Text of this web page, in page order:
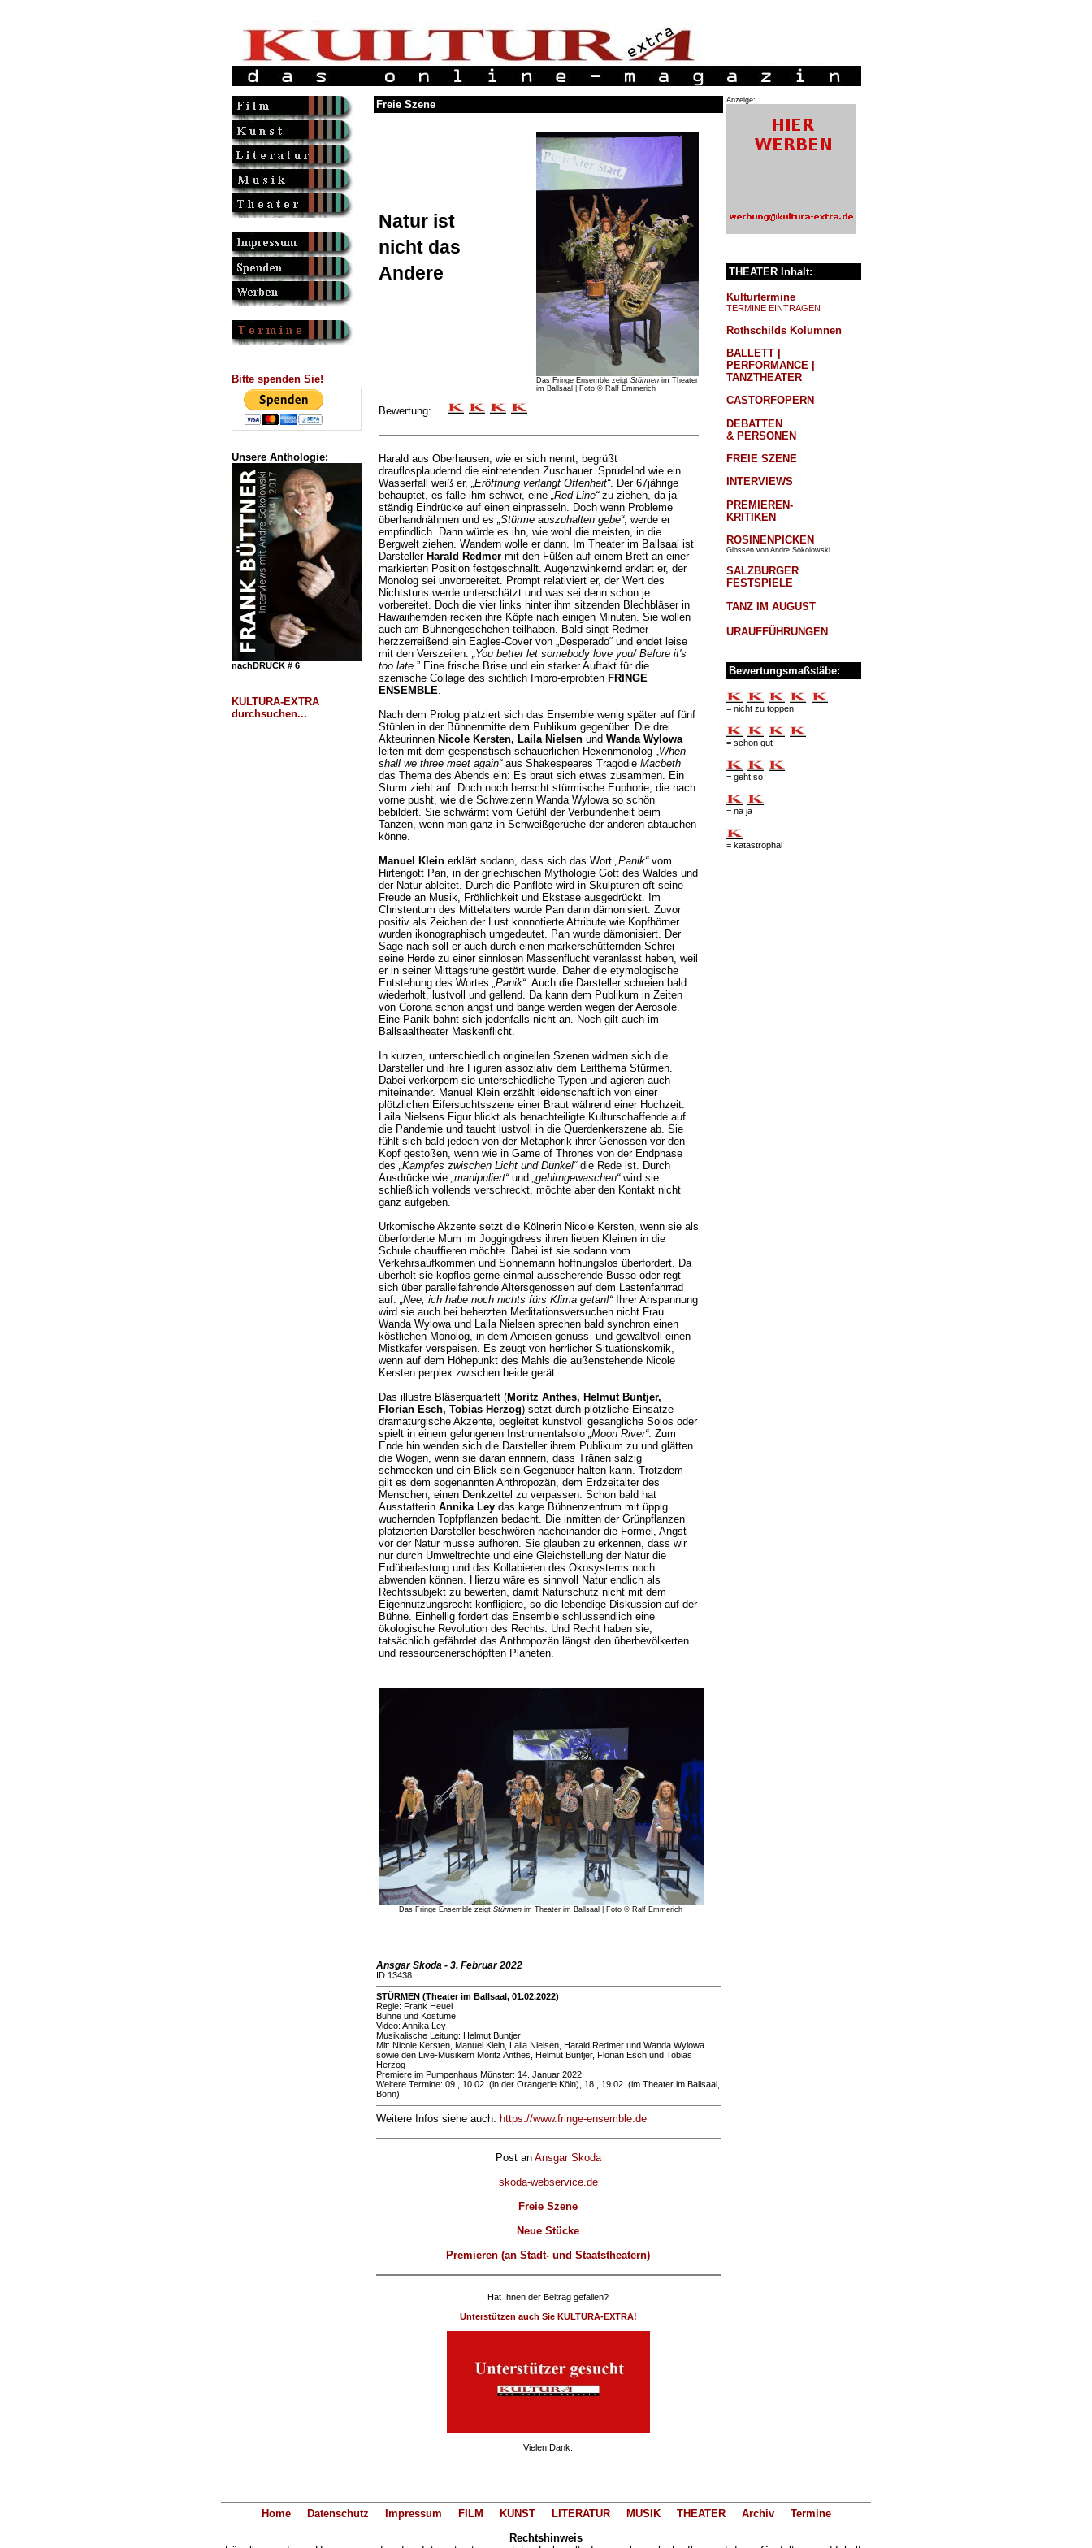
Bitte spenden Sie!
Unsere Anthologie:
nachDRUCK # 6
KULTURA-EXTRA
durchsuchen...
Freie Szene
Natur ist
nicht das
Andere
Das Fringe Ensemble zeigt Stürmenim Theater
im Ballsaal | Foto © Ralf Emmerich
Bewertung:
Harald aus Oberhausen, wie er sich nennt, begrüßt
drauflosplaudernd die eintretenden Zuschauer. Sprudelnd wie ein
Wasserfall weiß er, „Eröffnung verlangt Offenheit“. Der 67jährige
behauptet, es falle ihm schwer, eine „Red Line“zu ziehen, da ja
ständig Eindrücke auf einen einprasseln. Doch wenn Probleme
überhandnähmen und es „Stürme auszuhalten gebe“, werde er
empfindlich. Dann würde es ihn, wie wohl die meisten, in die
Bergwelt ziehen. Wandern wolle er dann. Im Theater im Ballsaal ist
Darsteller Harald Redmermit den Füßen auf einem Brett an einer
markierten Position festgeschnallt. Augenzwinkernd erklärt er, der
Monolog sei unvorbereitet. Prompt relativiert er, der Wert des
Nichtstuns werde unterschätzt und was sei denn schon je
vorbereitet. Doch die vier links hinter ihm sitzenden Blechbläser in
Hawaiihemden recken ihre Köpfe nach einigen Minuten. Sie wollen
auch am Bühnengeschehen teilhaben. Bald singt Redmer
herzzerreißend ein Eagles-Cover von „Desperado“ und endet leise
mit den Verszeilen: „You better let somebody love you/ Before it's
too late.” Eine frische Brise und ein starker Auftakt für die
szenische Collage des sichtlich Impro-erprobten FRINGE
ENSEMBLE.
Nach dem Prolog platziert sich das Ensemble wenig später auf fünf
Stühlen in der Bühnenmitte dem Publikum gegenüber. Die drei
Akteurinnen Nicole Kersten, Laila Nielsenund Wanda Wylowa
leiten mit dem gespenstisch-schauerlichen Hexenmonolog „When
shall we three meet again“aus Shakespeares Tragödie Macbeth
das Thema des Abends ein: Es braut sich etwas zusammen. Ein
Sturm zieht auf. Doch noch herrscht stürmische Euphorie, die nach
vorne pusht, wie die Schweizerin Wanda Wylowa so schön
bebildert. Sie schwärmt vom Gefühl der Verbundenheit beim
Tanzen, wenn man ganz in Schweißgerüche der anderen abtauchen
könne.
Manuel Kleinerklärt sodann, dass sich das Wort „Panik“vom
Hirtengott Pan, in der griechischen Mythologie Gott des Waldes und
der Natur ableitet. Durch die Panflöte wird in Skulpturen oft seine
Freude an Musik, Fröhlichkeit und Ekstase ausgedrückt. Im
Christentum des Mittelalters wurde Pan dann dämonisiert. Zuvor
positiv als Zeichen der Lust konnotierte Attribute wie Kopfhörner
wurden ikonographisch umgedeutet. Pan wurde dämonisiert. Der
Sage nach soll er auch durch einen markerschütternden Schrei
seine Herde zu einer sinnlosen Massenflucht veranlasst haben, weil
er in seiner Mittagsruhe gestört wurde. Daher die etymologische
Entstehung des Wortes „Panik“. Auch die Darsteller schreien bald
wiederholt, lustvoll und gellend. Da kann dem Publikum in Zeiten
von Corona schon angst und bange werden wegen der Aerosole.
Eine Panik bahnt sich jedenfalls nicht an. Noch gilt auch im
Ballsaaltheater Maskenflicht.
In kurzen, unterschiedlich originellen Szenen widmen sich die
Darsteller und ihre Figuren assoziativ dem Leitthema Stürmen.
Dabei verkörpern sie unterschiedliche Typen und agieren auch
miteinander. Manuel Klein erzählt leidenschaftlich von einer
plötzlichen Eifersuchtsszene einer Braut während einer Hochzeit.
Laila Nielsens Figur blickt als benachteiligte Kulturschaffende auf
die Pandemie und taucht lustvoll in die Querdenkerszene ab. Sie
fühlt sich bald jedoch von der Metaphorik ihrer Genossen vor den
Kopf gestoßen, wenn wie in Game of Thrones von der Endphase
des „Kampfes zwischen Licht und Dunkel“die Rede ist. Durch
Ausdrücke wie „manipuliert“und „gehirngewaschen“wird sie
schließlich vollends verschreckt, möchte aber den Kontakt nicht
ganz aufgeben.
Urkomische Akzente setzt die Kölnerin Nicole Kersten, wenn sie als
überforderte Mum im Joggingdress ihren lieben Kleinen in die
Schule chauffieren möchte. Dabei ist sie sodann vom
Verkehrsaufkommen und Sohnemann hoffnungslos überfordert. Da
überholt sie kopflos gerne einmal ausscherende Busse oder regt
sich über parallelfahrende Altersgenossen auf dem Lastenfahrrad
auf: „Nee, ich habe noch nichts fürs Klima getan!“Ihrer Anspannung
wird sie auch bei beherzten Meditationsversuchen nicht Frau.
Wanda Wylowa und Laila Nielsen sprechen bald synchron einen
köstlichen Monolog, in dem Ameisen genuss- und gewaltvoll einen
Mistkäfer verspeisen. Es zeugt von herrlicher Situationskomik,
wenn auf dem Höhepunkt des Mahls die außenstehende Nicole
Kersten perplex zwischen beide gerät.
Das illustre Bläserquartett (Moritz Anthes, Helmut Buntjer,
Florian Esch, Tobias Herzog) setzt durch plötzliche Einsätze
dramaturgische Akzente, begleitet kunstvoll gesangliche Solos oder
spielt in einem gelungenen Instrumentalsolo „Moon River“. Zum
Ende hin wenden sich die Darsteller ihrem Publikum zu und glätten
die Wogen, wenn sie daran erinnern, dass Tränen salzig
schmecken und ein Blick sein Gegenüber halten kann. Trotzdem
gilt es dem sogenannten Anthropozän, dem Erdzeitalter des
Menschen, einen Denkzettel zu verpassen. Schon bald hat
Ausstatterin Annika Leydas karge Bühnenzentrum mit üppig
wuchernden Topfpflanzen bedacht. Die inmitten der Grünpflanzen
platzierten Darsteller beschwören nacheinander die Formel, Angst
vor der Natur müsse aufhören. Sie glauben zu erkennen, dass wir
nur durch Umweltrechte und eine Gleichstellung der Natur die
Erdüberlastung und das Kollabieren des Ökosystems noch
abwenden können. Hierzu wäre es sinnvoll Natur endlich als
Rechtssubjekt zu bewerten, damit Naturschutz nicht mit dem
Eigennutzungsrecht konfligiere, so die lebendige Diskussion auf der
Bühne. Einhellig fordert das Ensemble schlussendlich eine
ökologische Revolution des Rechts. Und Recht haben sie,
tatsächlich gefährdet das Anthropozän längst den überbevölkerten
und ressourcenerschöpften Planeten.
Das Fringe Ensemble zeigt Stürmen im Theater im Ballsaal | Foto © Ralf Emmerich
Ansgar Skoda - 3. Februar 2022
ID 13438
STÜRMEN (Theater im Ballsaal, 01.02.2022)
Regie: Frank Heuel
Bühne und Kostüme
Video: Annika Ley
Musikalische Leitung: Helmut Buntjer
Mit: Nicole Kersten, Manuel Klein, Laila Nielsen, Harald Redmer und Wanda Wylowa
sowie den Live-Musikern Moritz Anthes, Helmut Buntjer, Florian Esch und Tobias
Herzog
Premiere im Pumpenhaus Münster: 14. Januar 2022
Weitere Termine: 09., 10.02. (in der Orangerie Köln), 18., 19.02. (im Theater im Ballsaal,
Bonn)
Weitere Infos siehe auch: https://www.fringe-ensemble.de
Post an Ansgar Skoda
skoda-webservice.de
Freie Szene
Neue Stücke
Premieren (an Stadt- und Staatstheatern)
Hat Ihnen der Beitrag gefallen?
Unterstützen auch Sie KULTURA-EXTRA!
Vielen Dank.
Anzeige:
THEATER Inhalt:
Kulturtermine
TERMINE EINTRAGEN
Rothschilds Kolumnen
BALLETT |
PERFORMANCE |
TANZTHEATER
CASTORFOPERN
DEBATTEN
& PERSONEN
FREIE SZENE
INTERVIEWS
PREMIEREN-
KRITIKEN
ROSINENPICKEN
Glossen von Andre Sokolowski
SALZBURGER
FESTSPIELE
TANZ IM AUGUST
URAUFFÜHRUNGEN
Bewertungsmaßstäbe:
= nicht zu toppen
= schon gut
= geht so
= na ja
= katastrophal
Home Datenschutz Impressum FILM KUNST LITERATUR MUSIK THEATER Archiv
Termine
Rechtshinweis